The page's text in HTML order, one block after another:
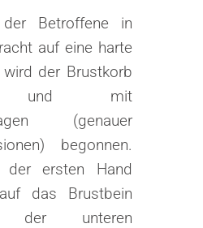
Betroffene in
auf eine harte
wird der Brustkorb
und mit
(genauer
begonnen.
der ersten Hand
das Brustbein
der unteren